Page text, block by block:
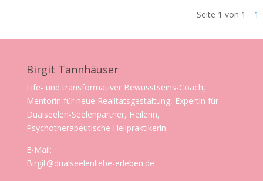
Seite 1 von 1 1
Birgit Tannhäuser
Life- und transformativer Bewusstseins-Coach,
Mentorin für neue Realitätsgestaltung, Expertin für
Dualseelen-Seelenpartner, Heilerin,
Psychotherapeutische Heilpraktikerin
E-Mail:
Birgit@dualseelenliebe-erleben.de